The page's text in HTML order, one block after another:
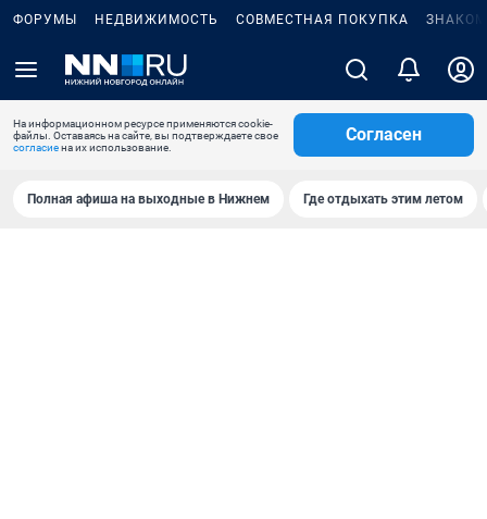
ФОРУМЫ НЕДВИЖИМОСТЬ СОВМЕСТНАЯ ПОКУПКА
На информационном ресурсе применяются cookie-
файлы. Оставаясь на сайте, вы подтверждаете свое
согласиена их использование.
Согласен
Полная афиша на выходные в Нижнем Где отдыхать этим летом